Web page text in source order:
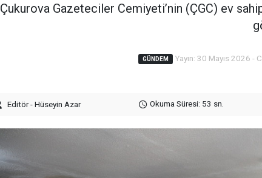
Çukurova Gazeteciler Cemiyeti’nin (ÇGC) ev
GÜNDEM Yayın: 30 Mayıs 2026 -
Editör - Hüseyin Azar Okuma Süresi: 53 sn.